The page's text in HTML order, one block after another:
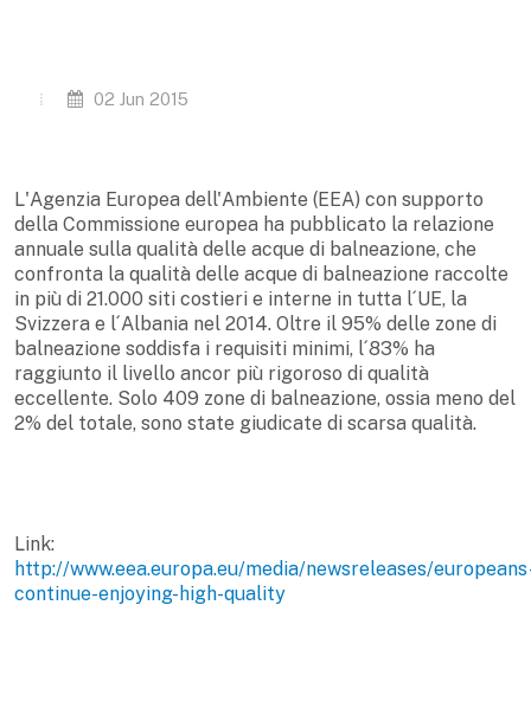
02 Jun 2015
L'Agenzia Europea dell'Ambiente (EEA) con supporto
della Commissione europea ha pubblicato la relazione
annuale sulla qualità delle acque di balneazione, che
confronta la qualità delle acque di balneazione raccolte
in più di 21.000 siti costieri e interne in tutta l´UE, la
Svizzera e l´Albania nel 2014. Oltre il 95% delle zone di
balneazione soddisfa i requisiti minimi, l´83% ha
raggiunto il livello ancor più rigoroso di qualità
eccellente. Solo 409 zone di balneazione, ossia meno del
2% del totale, sono state giudicate di scarsa qualità.
Link:
http://www.eea.europa.eu/media/newsreleases/
continue-enjoying-high-quality